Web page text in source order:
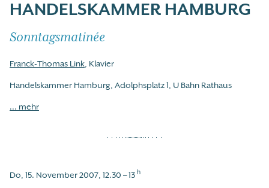
HANDELSKAMMER HAMBURG
Sonntagsmatinée
Franck-Thomas Link, Klavier
Handelskammer Hamburg, Adolphsplatz 1, U Bahn Rathaus
... mehr
Do, 15. November 2007, 12.30 – 13 h